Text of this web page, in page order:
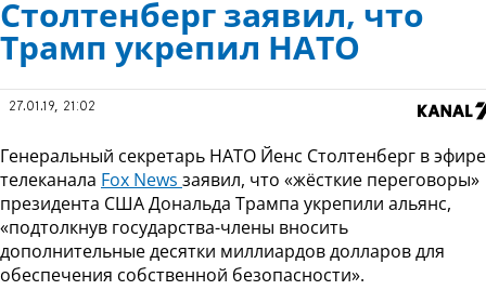
Столтенберг заявил, что
Трамп укрепил НАТО
27.01.19, 21:02
Генеральный секретарь НАТО Йенс Столтенберг в эфире
телеканала Fox News заявил, что «жёсткие переговоры»
президента США Дональда Трампа укрепили альянс,
«подтолкнув государства-члены вносить
дополнительные десятки миллиардов долларов для
обеспечения собственной безопасности».